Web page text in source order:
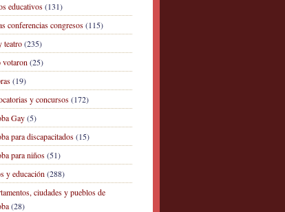
educativos(131)
conferencias congresos(115)
teatro(235)
votaron (25)
(19)
y concursos(172)
Gay(5)
para discapacitados(15)
para niños(51)
y educación (288)
ciudades y pueblos de
(28)